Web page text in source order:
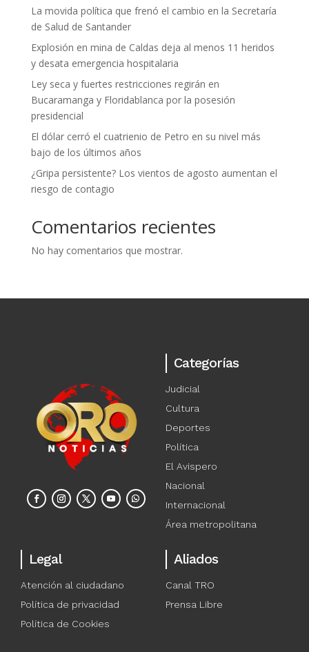
La movida política que frenó el cambio en la Secretaría
de Salud de Santander
Explosión en mina de Caldas deja al menos 11 heridos
y desata emergencia hospitalaria
Ley seca y fuertes restricciones regirán en
Bucaramanga y Floridablanca por la posesión
presidencial
El dólar cerró el cuatrienio de Petro en su nivel más
bajo de los últimos años
¿Gripa persistente? Los vientos de agosto aumentan el
riesgo de contagio
Comentarios recientes
No hay comentarios que mostrar.
Categorías
Judicial
Cultura
Deportes
Política
El Avispero
Nacional
Internacional
Área metropolitana
Legal
Atención al ciudadano
Política de privacidad
Política de Cookies
Aliados
Canal TRO
Prensa Libre